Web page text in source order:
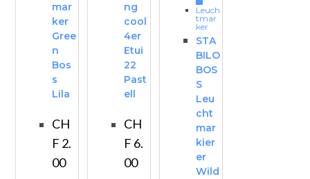
mar
ker
Gree
n
Bos
s
Lila
CH
F 2.
00
ng
cool
4er
Etui
22
Past
ell
CH
F 6.
00
Leuch
tmar
ker
STA
BILO
BOS
S
Leu
cht
mar
kier
er
Wild